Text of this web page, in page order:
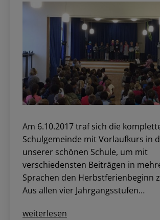
Am 6.10.2017 traf sich die
Schulgemeinde mit Vorlaufkurs in
unserer schönen Schule, um mit
verschiedensten Beiträgen in
Sprachen den Herbstferienbeginn
Aus allen vier Jahrgangsstufen…
Herbstliche
weiterlesen